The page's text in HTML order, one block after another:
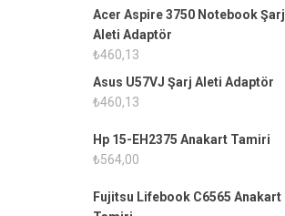
Acer Aspire 3750 Notebook Şarj
Aleti Adaptör
₺460,13
Asus U57VJ Şarj Aleti Adaptör
₺460,13
Hp 15-EH2375 Anakart Tamiri
₺564,00
Fujitsu Lifebook C6565 Anakart